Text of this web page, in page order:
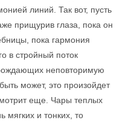
линий. Так вот, пусть
прищурив глаза, пока он
пока гармония
в стройный поток
неповторимую
может, это произойдет
еще. Чары теплых
мягких и тонких, то